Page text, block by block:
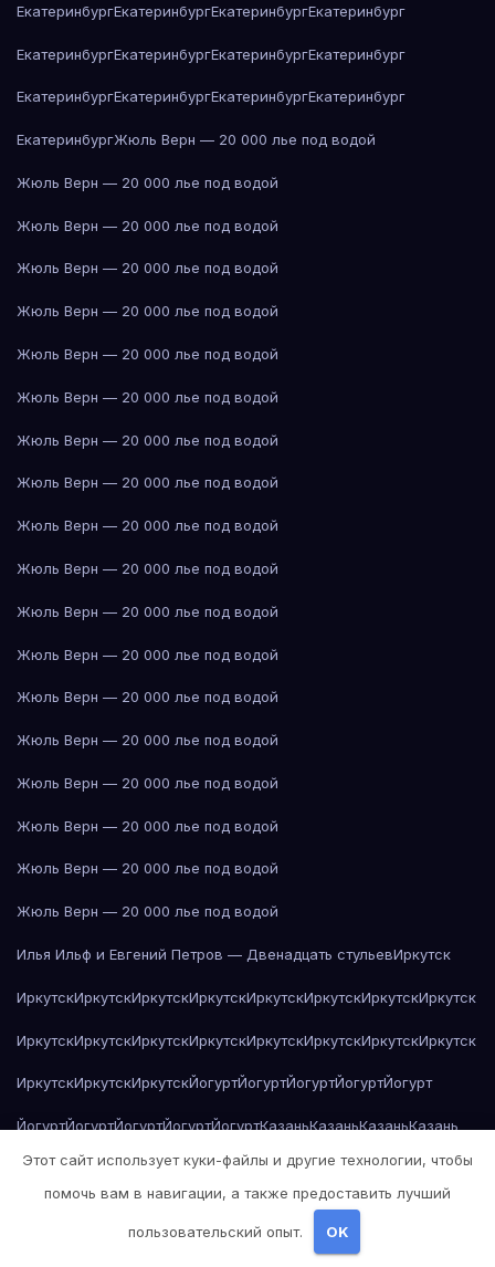
ЕкатеринбургЕкатеринбургЕкатеринбургЕкатеринбург
ЕкатеринбургЕкатеринбургЕкатеринбургЕкатеринбург
ЕкатеринбургЕкатеринбургЕкатеринбургЕкатеринбург
ЕкатеринбургЖюль Верн — 20 000 лье под водой
Жюль Верн — 20 000 лье под водой
Жюль Верн — 20 000 лье под водой
Жюль Верн — 20 000 лье под водой
Жюль Верн — 20 000 лье под водой
Жюль Верн — 20 000 лье под водой
Жюль Верн — 20 000 лье под водой
Жюль Верн — 20 000 лье под водой
Жюль Верн — 20 000 лье под водой
Жюль Верн — 20 000 лье под водой
Жюль Верн — 20 000 лье под водой
Жюль Верн — 20 000 лье под водой
Жюль Верн — 20 000 лье под водой
Жюль Верн — 20 000 лье под водой
Жюль Верн — 20 000 лье под водой
Жюль Верн — 20 000 лье под водой
Жюль Верн — 20 000 лье под водой
Жюль Верн — 20 000 лье под водой
Жюль Верн — 20 000 лье под водой
Илья Ильф и Евгений Петров — Двенадцать стульевИркутск
ИркутскИркутскИркутскИркутскИркутскИркутскИркутскИркутск
ИркутскИркутскИркутскИркутскИркутскИркутскИркутскИркутск
ИркутскИркутскИркутскЙогуртЙогуртЙогуртЙогуртЙогурт
ЙогуртЙогуртЙогуртЙогуртЙогуртКазаньКазаньКазаньКазань
КазаньКазаньКазаньКазань КазаньКазань КазаньКазаньКазань
КазаньКазань
Калининград
Этот сайт использует куки-файлы и другие технологии, чтобы
помочь вам в навигации, а также предоставить лучший
пользовательский опыт. OK